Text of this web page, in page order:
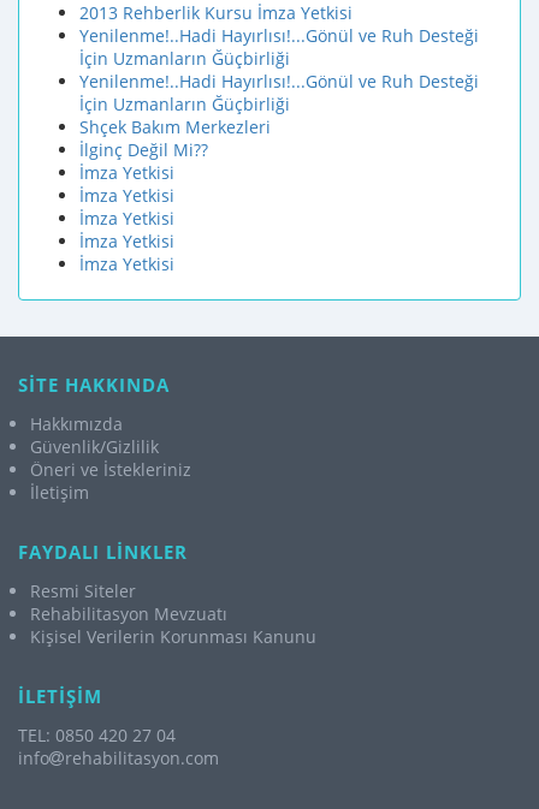
2013 Rehberlik Kursu İmza Yetkisi
Yenilenme!..Hadi Hayırlısı!...Gönül ve Ruh Desteği
İçin Uzmanların Ğüçbirliği
Yenilenme!..Hadi Hayırlısı!...Gönül ve Ruh Desteği
İçin Uzmanların Ğüçbirliği
Shçek Bakım Merkezleri
İlginç Değil Mi??
İmza Yetkisi
İmza Yetkisi
İmza Yetkisi
İmza Yetkisi
İmza Yetkisi
SİTE HAKKINDA
Hakkımızda
Güvenlik/Gizlilik
Öneri ve İstekleriniz
İletişim
FAYDALI LİNKLER
Resmi Siteler
Rehabilitasyon Mevzuatı
Kişisel Verilerin Korunması Kanunu
İLETİŞİM
TEL: 0850 420 27 04
info
rehabilitasyon.com